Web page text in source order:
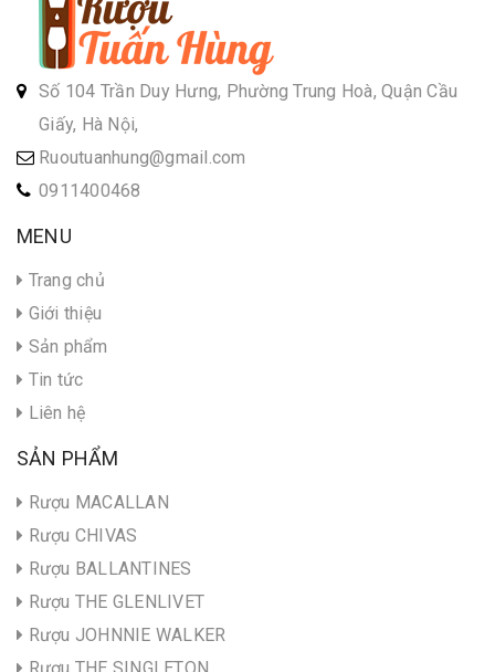
Số 104 Trần Duy Hưng, Phường Trung Hoà, Quận Cầu
Giấy, Hà Nội,
Ruoutuanhung@gmail.com
0911400468
MENU
Trang chủ
Giới thiệu
Sản phẩm
Tin tức
Liên hệ
SẢN PHẨM
Rượu MACALLAN
Rượu CHIVAS
Rượu BALLANTINES
Rượu THE GLENLIVET
Rượu JOHNNIE WALKER
Rượu THE SINGLETON